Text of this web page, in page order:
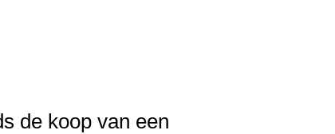
de koop van een